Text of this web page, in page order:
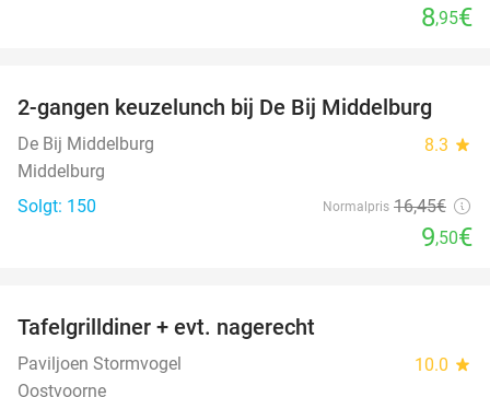
8,95€
42%
2-gangen keuzelunch bij De Bij Middelburg
De Bij Middelburg 8.3 star
Middelburg
Solgt: 150
Normalpris 16,45€
9,50€
Tafelgrilldiner + evt. nagerecht
Paviljoen Stormvogel 10.0 star
Oostvoorne